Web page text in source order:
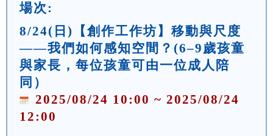
場次:
8/24(日)【創作工作坊】移動與尺度
——我們如何感知空間？(6–9歲孩童
與家長，每位孩童可由一位成人陪
同）
2025/08/24 10:00 ~ 2025/08/24
12:00